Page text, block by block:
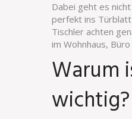
Dabei geht es
perfekt ins Türblatt
Tischler achten
im Wohnhaus,
Warum
wichtig?